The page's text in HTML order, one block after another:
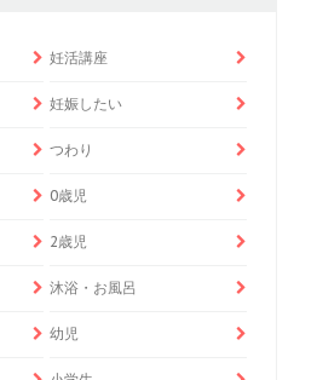
妊活講座
妊娠したい
つわり
0歳児
2歳児
沐浴・お風呂
幼児